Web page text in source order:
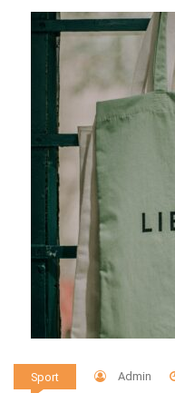
Sport Admin